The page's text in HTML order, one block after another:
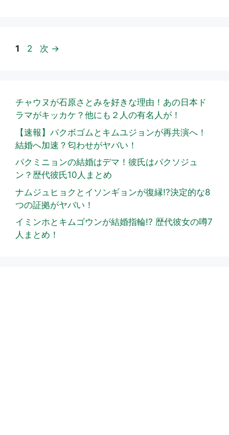
ペ
1
ペ
2 次 →
チャウヌが石原さとみを好きな理由！あの日本ド
ラマがキッカケ？他にも２人の有名人が！
【速報】パクボゴムとキムユジョンが再共演へ！
結婚へ加速？匂わせがヤバい！
パクミニョンの結婚はデマ！彼氏はパクソジュ
ン？歴代彼氏10人まとめ
ナムジュヒョクとイソンギョンが復縁!?決定的な8
つの証拠がヤバい！
イミンホとキムゴウンが結婚指輪!? 歴代彼女の噂7
人まとめ！